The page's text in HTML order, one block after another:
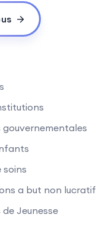
soins
a but non lucratif
Jeunesse